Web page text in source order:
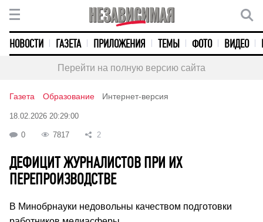
НОВОСТИ ГАЗЕТА ПРИЛОЖЕНИЯ ТЕМЫ ФОТО ВИДЕО
Перейти на полную версию сайта
Газета Образование Интернет-версия
18.02.2026 20:29:00
0 7817 2
ДЕФИЦИТ ЖУРНАЛИСТОВ ПРИ ИХ
ПЕРЕПРОИЗВОДСТВЕ
В Минобрнауки недовольны качеством подготовки